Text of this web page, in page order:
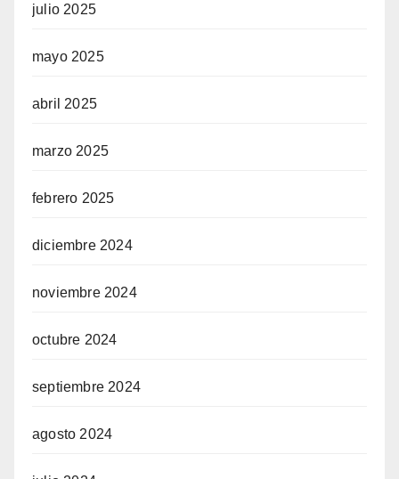
julio 2025
mayo 2025
abril 2025
marzo 2025
febrero 2025
diciembre 2024
noviembre 2024
octubre 2024
septiembre 2024
agosto 2024